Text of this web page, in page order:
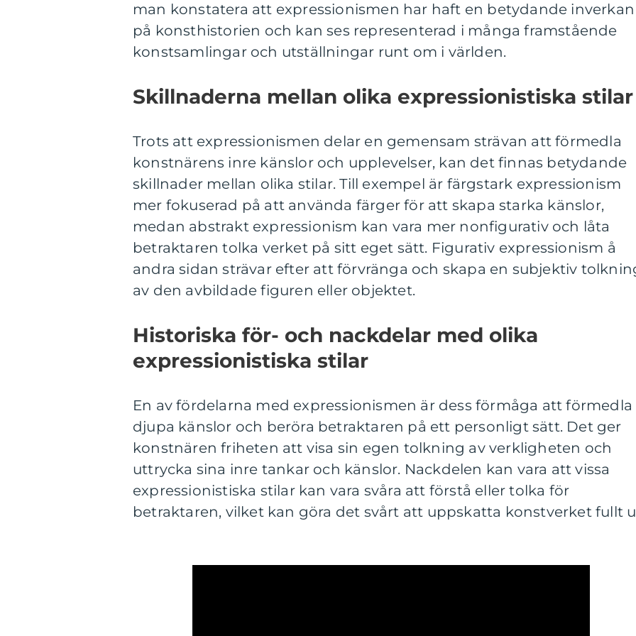
man konstatera att expressionismen har haft en betydande inverkan
på konsthistorien och kan ses representerad i många framstående
konstsamlingar och utställningar runt om i världen.
Skillnaderna mellan olika expressionistiska stilar
Trots att expressionismen delar en gemensam strävan att förmedla
konstnärens inre känslor och upplevelser, kan det finnas betydande
skillnader mellan olika stilar. Till exempel är färgstark expressionism
mer fokuserad på att använda färger för att skapa starka känslor,
medan abstrakt expressionism kan vara mer nonfigurativ och låta
betraktaren tolka verket på sitt eget sätt. Figurativ expressionism å
andra sidan strävar efter att förvränga och skapa en subjektiv
av den avbildade figuren eller objektet.
Historiska för- och nackdelar med olika
expressionistiska stilar
En av fördelarna med expressionismen är dess förmåga att förmedla
djupa känslor och beröra betraktaren på ett personligt sätt. Det ger
konstnären friheten att visa sin egen tolkning av verkligheten och
uttrycka sina inre tankar och känslor. Nackdelen kan vara att vissa
expressionistiska stilar kan vara svåra att förstå eller tolka för
betraktaren, vilket kan göra det svårt att uppskatta konstverket fullt